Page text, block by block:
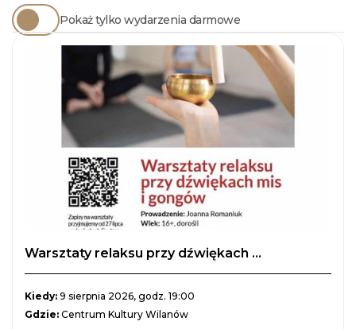
Pokaż tylko wydarzenia darmowe
Warsztaty relaksu przy dźwiękach ...
Kiedy: 9 sierpnia 2026, godz. 19:00
Gdzie: Centrum Kultury Wilanów